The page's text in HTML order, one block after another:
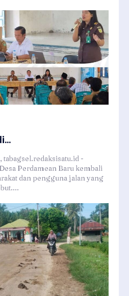
tabagsel.redaksisatu.id -
Perdamean Baru kembali
dan pengguna jalan yang